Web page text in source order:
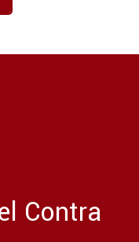
Contra